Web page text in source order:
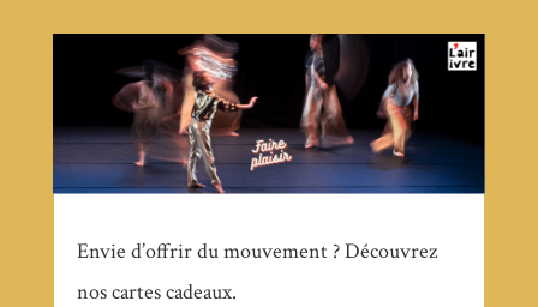
Envie d’offrir du mouvement ? Découvrez
nos cartes cadeaux.